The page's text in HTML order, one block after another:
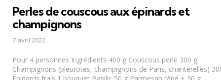
Perles de couscous aux épinards et
champignons
7 avril 2022
Pour 4 personnes Ingrédients 400 g Couscous perlé 300 g
Champignons (pleurotes, champignons de Paris, chanterelles)